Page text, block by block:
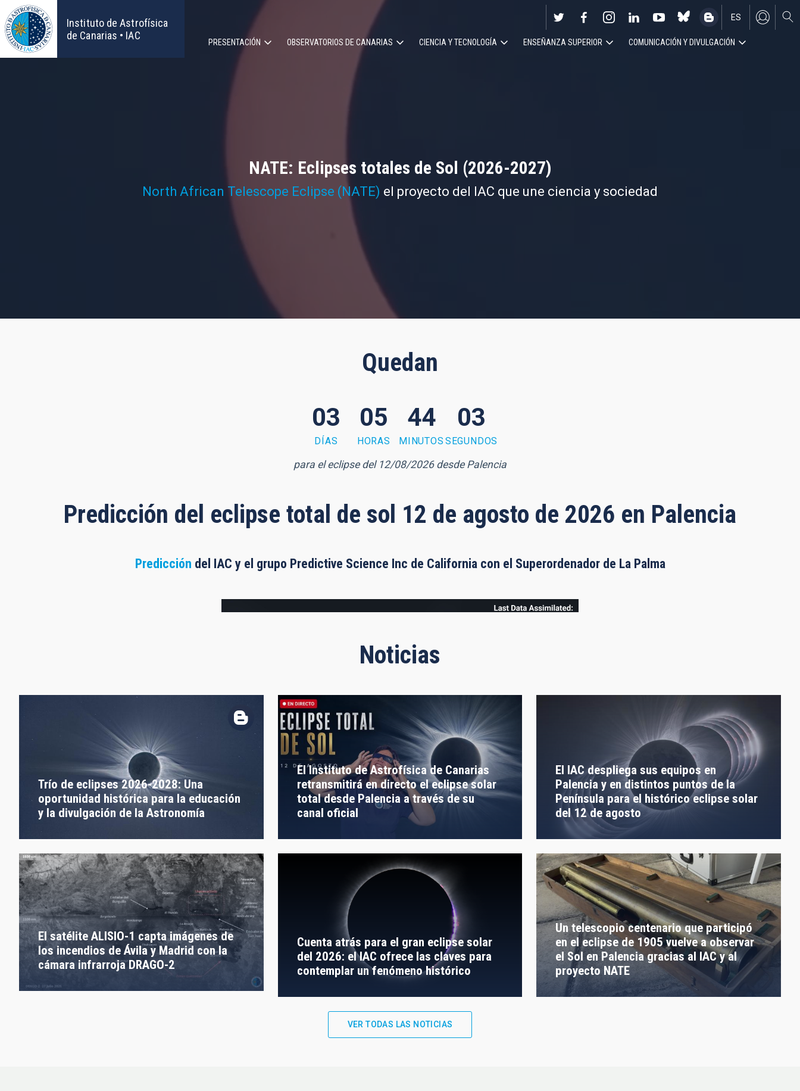
Pasar
al
contenido
principal
Instituto de Astrofísica
de Canarias • IAC
EN
ES
Navegación
principal
PRESENTACIÓN OBSERVATORIOS DE CANARIAS CIENCIA Y TECNOLOGÍA ENSEÑANZA SUPERIOR COMUNICACIÓN Y DIVULGACIÓN
NATE: Eclipses totales de Sol (2026-2027)
North African Telescope Eclipse (NATE) el proyecto del IAC que une ciencia y sociedad
Quedan
03
DÍAS
05
HORAS
44
MINUTOS
02
SEGUNDOS
para el eclipse del 12/08/2026 desde Palencia
Predicción del eclipse total de sol 12 de agosto de 2026 en Palencia
Predicción del IAC y el grupo Predictive Science Inc de California con el Superordenador de La Palma
Noticias
Trío de eclipses 2026-2028: Una
oportunidad histórica para la educación
y la divulgación de la Astronomía
El Instituto de Astrofísica de Canarias
retransmitirá en directo el eclipse solar
total desde Palencia a través de su
canal oficial
El IAC despliega sus equipos en
Palencia y en distintos puntos de la
Península para el histórico eclipse solar
del 12 de agosto
El satélite ALISIO-1 capta imágenes de
los incendios de Ávila y Madrid con la
cámara infrarroja DRAGO-2
Cuenta atrás para el gran eclipse solar
del 2026: el IAC ofrece las claves para
contemplar un fenómeno histórico
Un telescopio centenario que participó
en el eclipse de 1905 vuelve a observar
el Sol en Palencia gracias al IAC y al
proyecto NATE
VER TODAS LAS NOTICIAS